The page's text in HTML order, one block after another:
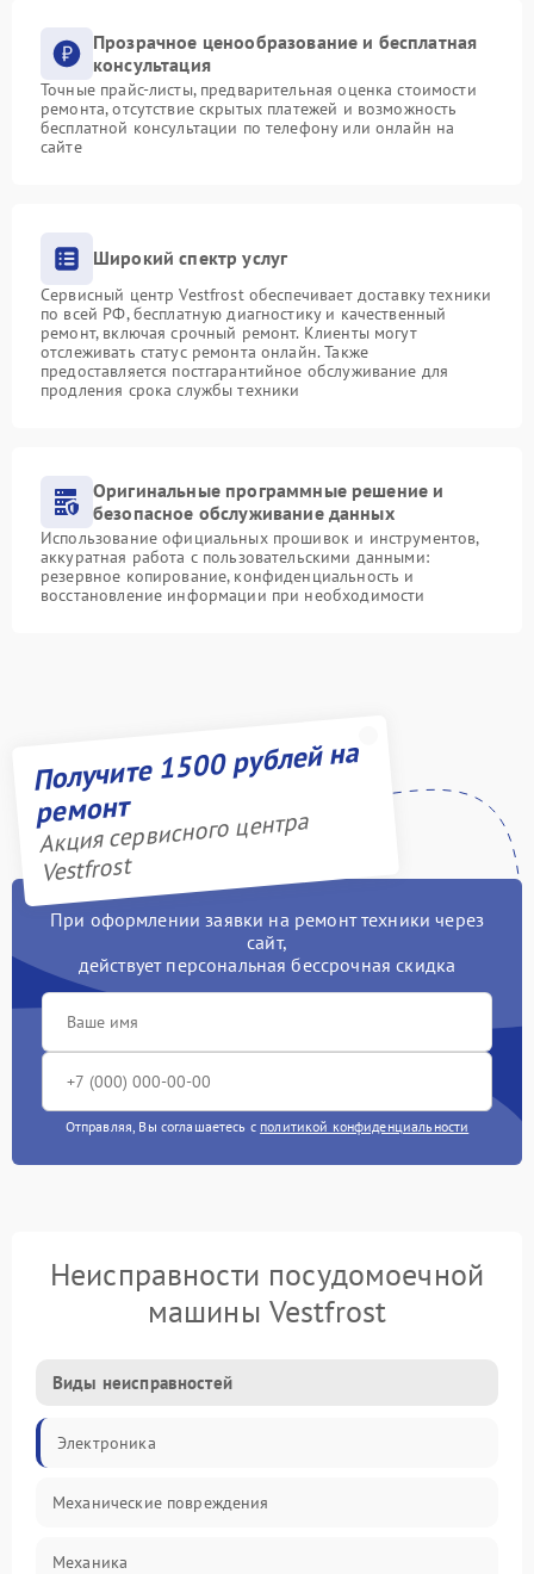
Прозрачное ценообразование и бесплатная
консультация
Точные прайс-листы, предварительная оценка стоимости
ремонта, отсутствие скрытых платежей и возможность
бесплатной консультации по телефону или онлайн на
сайте
Широкий спектр услуг
Сервисный центр Vestfrost обеспечивает доставку техники
по всей РФ, бесплатную диагностику и качественный
ремонт, включая срочный ремонт. Клиенты могут
отслеживать статус ремонта онлайн. Также
предоставляется постгарантийное обслуживание для
продления срока службы техники
Оригинальные программные решение и
безопасное обслуживание данных
Использование официальных прошивок и инструментов,
аккуратная работа с пользовательскими данными:
резервное копирование, конфиденциальность и
восстановление информации при необходимости
Получите 1500 рублей на
ремонт
Акция сервисного центра
Vestfrost
При оформлении заявки на ремонт техники через
сайт,
действует персональная бессрочная скидка
Отправляя, Вы соглашаетесь с политикой конфиденциальности
Неисправности посудомоечной
машины Vestfrost
Виды неисправностей
Электроника
Механические повреждения
Механика